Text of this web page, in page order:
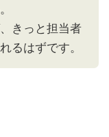
きっと担当者
るはずです。